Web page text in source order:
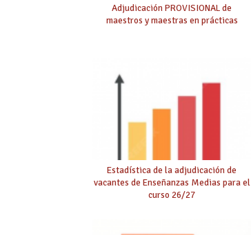
Adjudicación PROVISIONAL de
maestros y maestras en prácticas
Estadística de la adjudicación de
vacantes de Enseñanzas Medias para el
curso 26/27